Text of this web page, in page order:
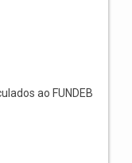
ao FUNDEB